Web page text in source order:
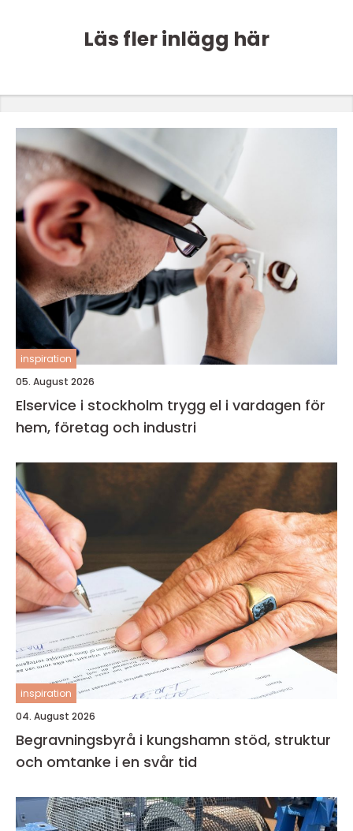
Läs fler inlägg här
inspiration
05. August 2026
Elservice i stockholm trygg el i vardagen för
hem, företag och industri
inspiration
04. August 2026
Begravningsbyrå i kungshamn stöd, struktur
och omtanke i en svår tid